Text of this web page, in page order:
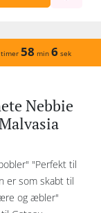
timer 58 min 6 sek
Nebbie
"Perfekt til
er som skabt til
og æbler"